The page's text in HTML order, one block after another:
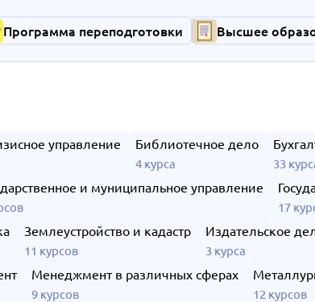
Программа переподготовки Высшее
управление Библиотечное дело
4 курса 33
и муниципальное управление
17
Землеустройство и кадастр
11 курсов
Издательское
3 курса
Менеджмент в различных сферах
9 курсов 12 курсов